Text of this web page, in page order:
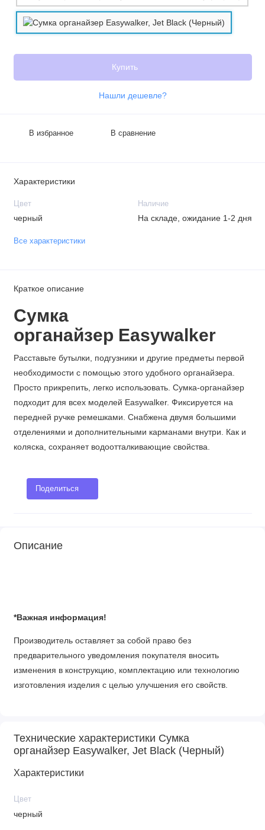
Купить
Нашли дешевле?
В избранное В сравнение
Характеристики
Цвет
черный
Наличие
На складе, ожидание 1-2 дня
Все характеристики
Краткое описание
Сумка
органайзер Easywalker
Расставьте бутылки, подгузники и другие предметы первой
необходимости с помощью этого удобного органайзера.
Просто прикрепить, легко использовать. Сумка-органайзер
подходит для всех моделей Easywalker. Фиксируется на
передней ручке ремешками. Снабжена двумя большими
отделениями и дополнительными карманами внутри. Как и
коляска, сохраняет водоотталкивающие свойства.
Поделиться
Описание
*Важная информация!
Производитель оставляет за собой право без
предварительного уведомления покупателя вносить
изменения в конструкцию, комплектацию или технологию
изготовления изделия с целью улучшения его свойств.
Технические характеристики Сумка
органайзер Easywalker, Jet Black (Черный)
Характеристики
Цвет
черный